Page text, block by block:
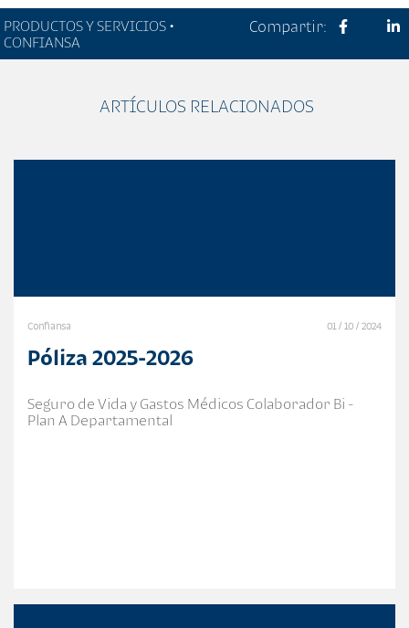
PRODUCTOS Y SERVICIOS •
CONFIANSA
Compartir:
ARTÍCULOS RELACIONADOS
Confiansa 01 / 10 / 2024
Póliza 2025-2026
Seguro de Vida y Gastos Médicos Colaborador Bi -
Plan A Departamental